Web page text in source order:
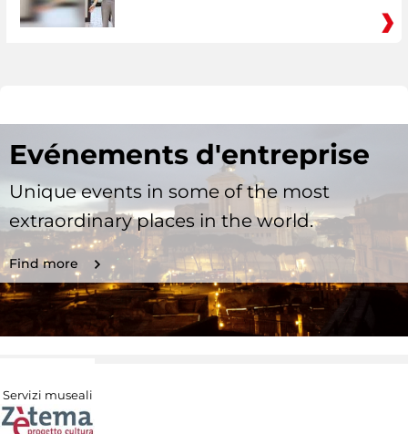
Evénements d'entreprise
Unique events in some of the most
extraordinary places in the world.
Find more
Servizi museali